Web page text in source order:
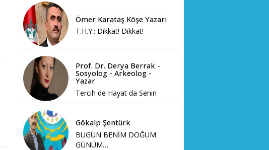
Ömer Karataş Köşe Yazarı
T.H.Y.: Dikkat! Dikkat!
Prof. Dr. Derya Berrak -
Sosyolog - Arkeolog -
Yazar
Tercih de Hayat da Senin
Gökalp Şentürk
BUGÜN BENİM DOĞUM
GÜNÜM…